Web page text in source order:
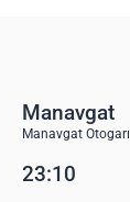
Manavgat
Manavgat Otogarı
23:10